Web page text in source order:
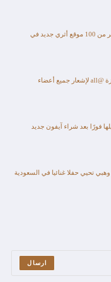
هيئة التراث توثق أكثر من 100 موقع أثري جديد في
“واتساب” يضيف ميزة @all لإشعار جميع أعضاء
ارسال